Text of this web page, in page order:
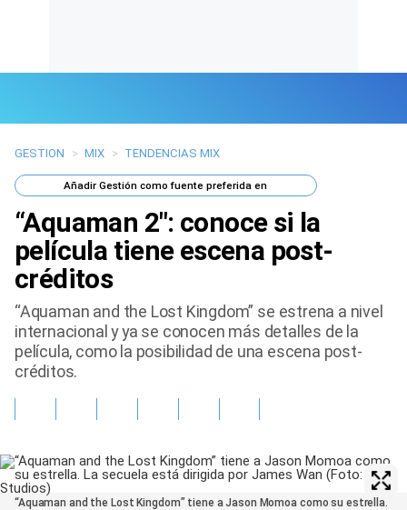
Últimas Noticias
Mi Bolsillo
Respuestas
Gente
Vida Laboral
Tendencias Mix
GESTION > MIX > TENDENCIAS MIX
AñadirGestión como fuente preferida en
“Aquaman 2″: conoce si la
película tiene escena post-
créditos
“Aquaman and the Lost Kingdom” se estrena a nivel
internacional y ya se conocen más detalles de la
película, como la posibilidad de una escena post-
créditos.
“Aquaman and the Lost Kingdom” tiene a Jason Momoa como su estrella.